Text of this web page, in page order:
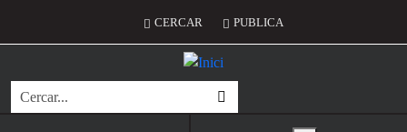
Menú del compte d'usuari
CERCAR PUBLICA
Cerca